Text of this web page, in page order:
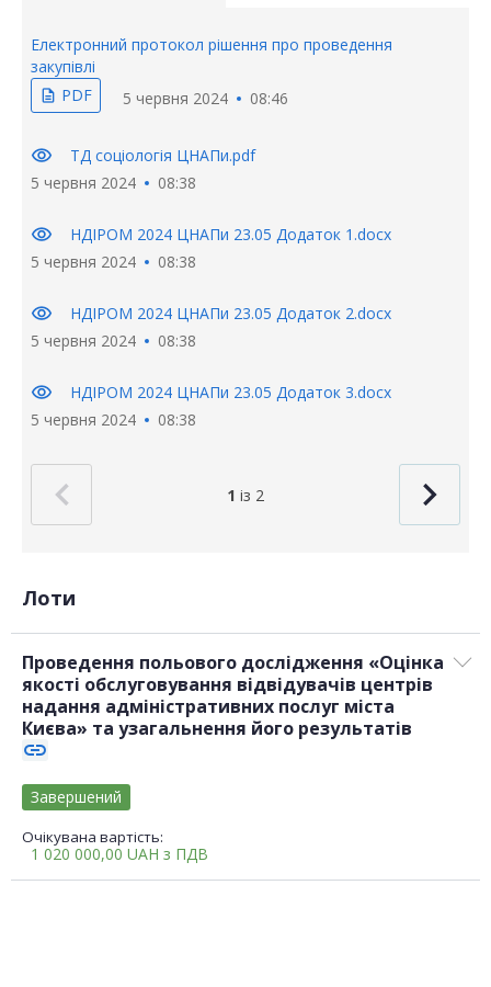
Електронний протокол рішення про проведення
закупівлі
description PDF 5 червня 2024 08:46
visibility
ТД соціологія ЦНАПи.pdf
5 червня 2024
08:38
visibility
НДІРОМ 2024 ЦНАПи 23.05 Додаток 1.docx
5 червня 2024
08:38
visibility
НДІРОМ 2024 ЦНАПи 23.05 Додаток 2.docx
5 червня 2024
08:38
visibility
НДІРОМ 2024 ЦНАПи 23.05 Додаток 3.docx
5 червня 2024
08:38
1 із 2
Лоти
Проведення польового дослідження «Оцінка
якості обслуговування відвідувачів центрів
надання адміністративних послуг міста
Києва» та узагальнення його результатів
link
Очікувана вартість:
1 020 000,00 UAH з ПДВ
Завершений